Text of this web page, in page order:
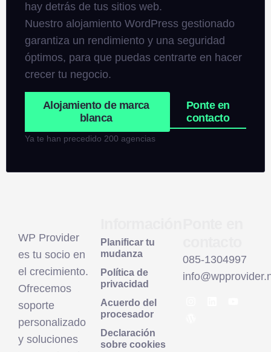
hay detrás de tus sitios web.
Nuestro alojamiento WordPress gestionado
garantiza un rendimiento y una seguridad
óptimos, para que puedas centrarte en hacer
crecer tu negocio.
Alojamiento de marca
blanca
Ponte en
contacto
Ya te han precedido 200 agencias
WP Provider
es tu socio en
el crecimiento.
Ofrecemos
soporte
personalizado
y soluciones
Planificar tu
mudanza
Política de
privacidad
Acuerdo del
procesador
Declaración
sobre cookies
085-1304997